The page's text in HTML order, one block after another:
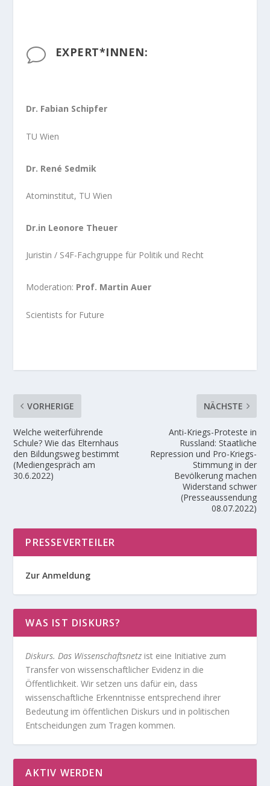
v EXPERT*INNEN:
Dr. Fabian Schipfer
TU Wien
Dr. René Sedmik
Atominstitut, TU Wien
Dr.in Leonore Theuer
Juristin / S4F-Fachgruppe für Politik und Recht
Moderation: Prof. Martin Auer
Scientists for Future
VORHERIGE
Welche weiterführende
Schule? Wie das Elternhaus
den Bildungsweg bestimmt
(Mediengespräch am
30.6.2022)
NÄCHSTE
Anti-Kriegs-Proteste in
Russland: Staatliche
Repression und Pro-Kriegs-
Stimmung in der
Bevölkerung machen
Widerstand schwer
(Presseaussendung
08.07.2022)
PRESSEVERTEILER
Zur Anmeldung
WAS IST DISKURS?
Diskurs. Das Wissenschaftsnetz ist eine Initiative zum
Transfer von wissenschaftlicher Evidenz in die
Öffentlichkeit. Wir setzen uns dafür ein, dass
wissenschaftliche Erkenntnisse entsprechend ihrer
Bedeutung im öffentlichen Diskurs und in politischen
Entscheidungen zum Tragen kommen.
AKTIV WERDEN